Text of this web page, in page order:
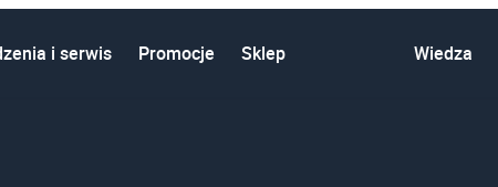
i serwis Promocje Sklep Wiedza